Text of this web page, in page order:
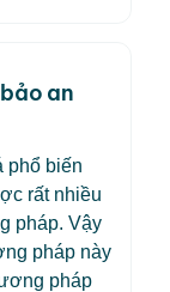
an
phổ biến
rất nhiều
pháp. Vậy
pháp này
pháp